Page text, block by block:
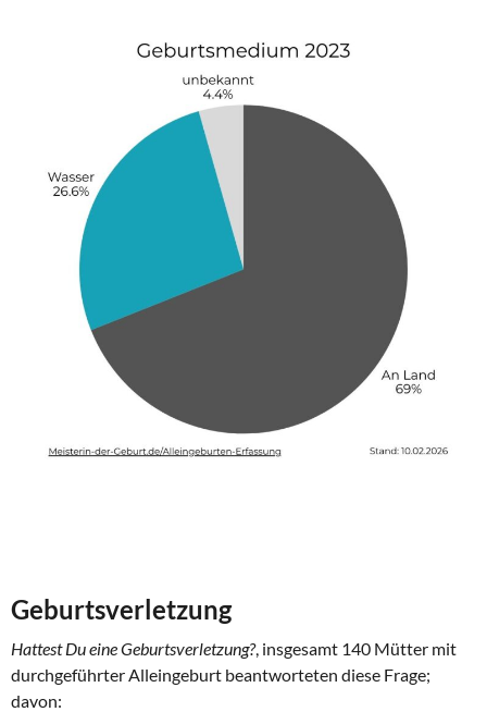
Geburtsverletzung
Hattest Du eine Geburtsverletzung?, insgesamt 140 Mütter mit
durchgeführter Alleingeburt beantworteten diese Frage;
davon: